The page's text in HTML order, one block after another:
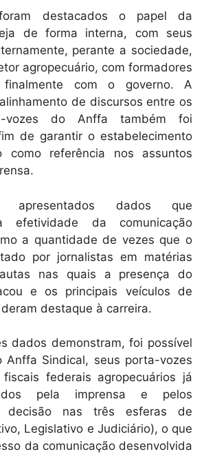
destacados o papel da
de forma interna, com seus
perante a sociedade,
agropecuário, com formadores
com o governo. A
de discursos entre os
vozes do Anffa também foi
de garantir o estabelecimento
como referência nos assuntos
apresentados dados que
efetividade da comunicação
a quantidade de vezes que o
por jornalistas em matérias
nas quais a presença do
e os principais veículos de
destaque à carreira.
dados demonstram, foi possível
Anffa Sindical, seus porta-vozes
federais agropecuários já
pela imprensa e pelos
decisão nas três esferas de
Legislativo e Judiciário), o que
da comunicação desenvolvida